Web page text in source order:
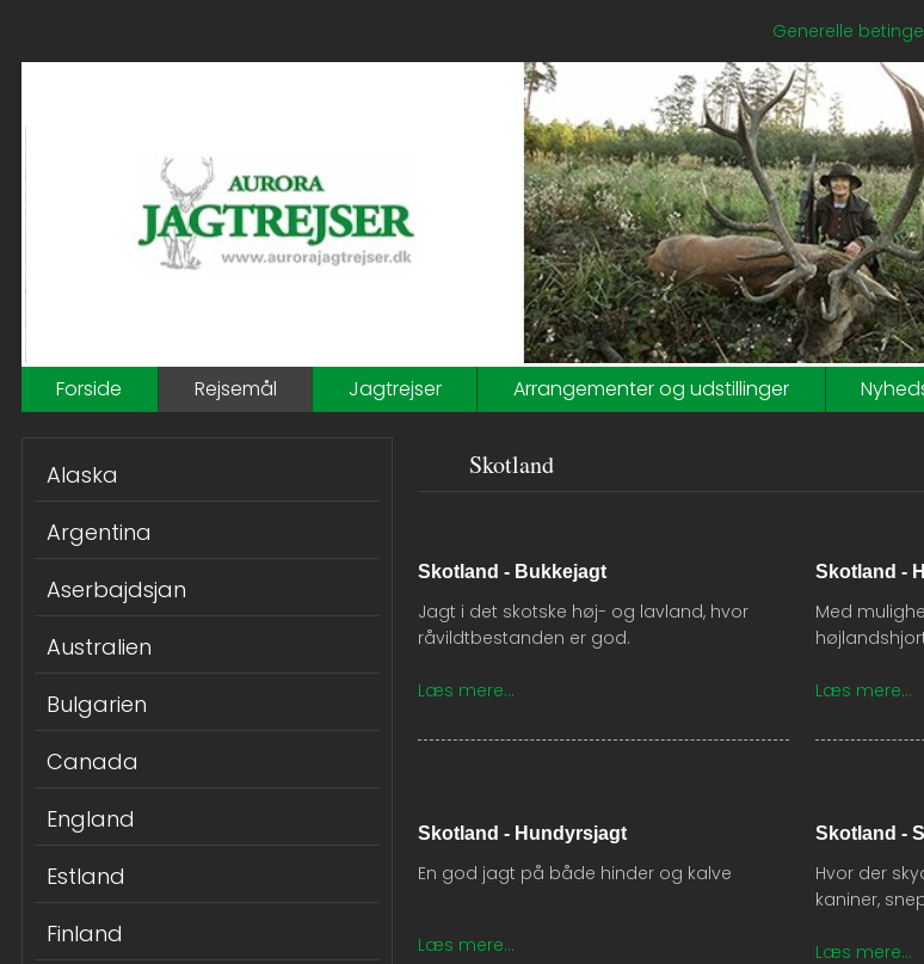
Generelle
Forside Rejsemål Jagtrejser Arrangementer og udstillinger
Alaska
Argentina
Aserbajdsjan
Australien
Bulgarien
Canada
England
Estland
Finland
Skotland
Skotland - Bukkejagt
​Jagt i det skotske høj- og lavland, hvor
råvildtbestanden er god.
Læs mere...​
Skotland -
​Med
Læs mere...​
Skotland - Hundyrsjagt
​En god jagt på både hinder og kalve
Læs mere...​
Skotland -
​Hvor der
kaniner,
Læs mere...​